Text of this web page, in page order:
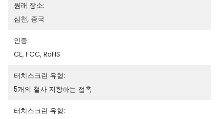
원래 장소:
심천, 중국
인증:
CE, FCC, RoHS
터치스크린 유형:
5개의 철사 저항하는 접촉
터치스크린 유형: